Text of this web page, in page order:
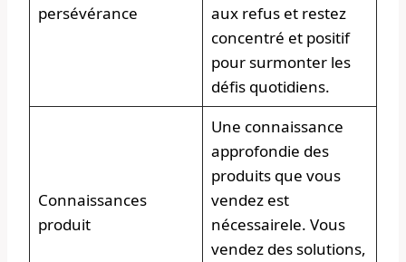
persévérance
aux refus et restez
concentré et positif
pour surmonter les
défis quotidiens.
Connaissances
produit
Une connaissance
approfondie des
produits que vous
vendez est
nécessairele. Vous
vendez des solutions,